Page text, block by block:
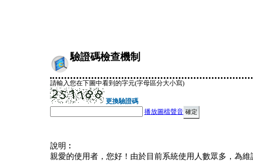
驗證碼檢查機制
請輸入您在下圖中看到的字元(字母區分大小寫)
更換驗證碼
播放圖檔聲音
說明︰
親愛的使用者，您好！由於目前系統使用人數眾多，為